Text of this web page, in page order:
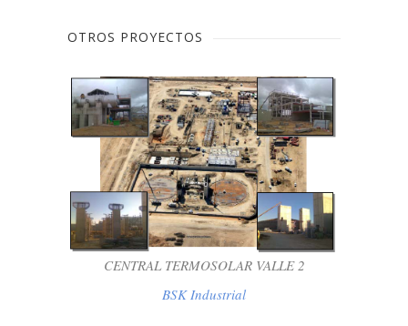
OTROS PROYECTOS
CENTRAL TERMOSOLAR VALLE 2
BSK Industrial
CENTRAL TERMOSOLAR VALLE 2
BSK Industrial